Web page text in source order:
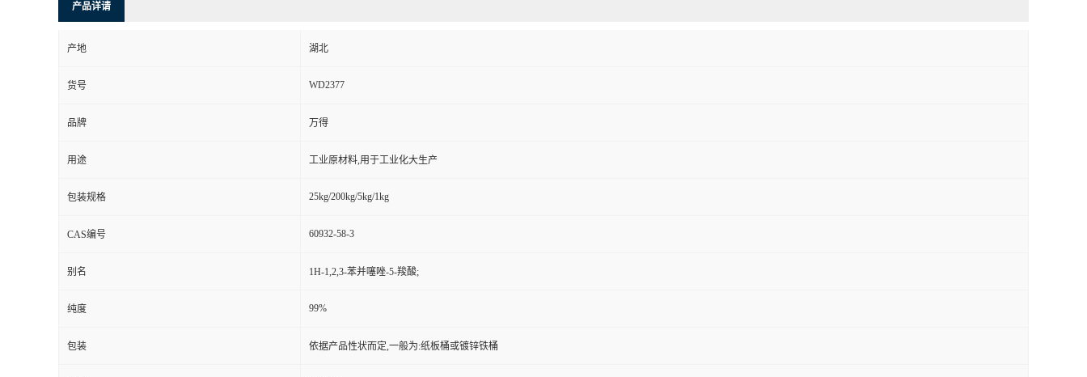
产品详请
产地 湖北
货号 WD2377
品牌 万得
用途 工业原材料,用于工业化大生产
包装规格 25kg/200kg/5kg/1kg
CAS编号 60932-58-3
别名 1H-1,2,3-苯并噻唑-5-羧酸;
纯度 99%
包装 依据产品性状而定,一般为:纸板桶或镀锌铁桶